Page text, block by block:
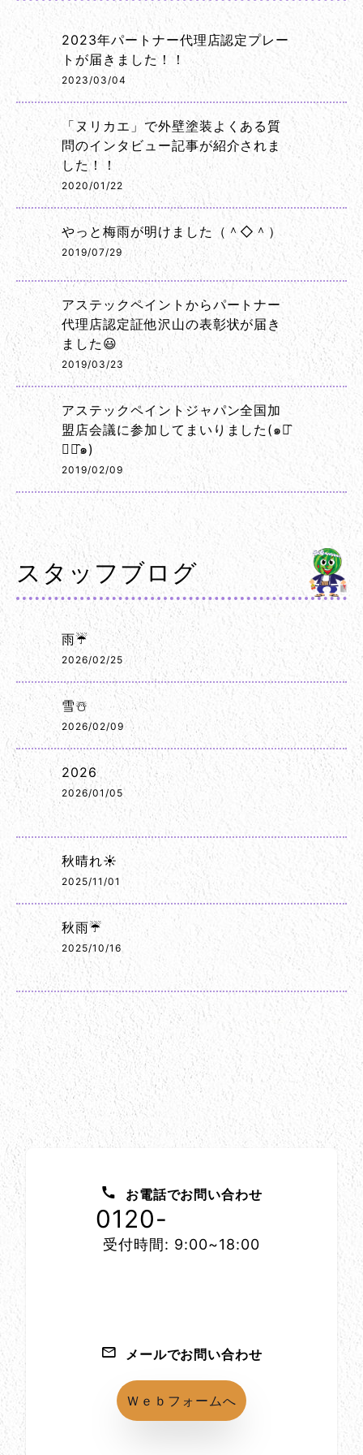
2023年パートナー代理店認定プレー
トが届きました！！
2023/03/04
「ヌリカエ」で外壁塗装よくある質
問のインタビュー記事が紹介されま
した！！
2020/01/22
やっと梅雨が明けました（＾◇＾）
2019/07/29
アステックペイントからパートナー
代理店認定証他沢山の表彰状が届き
ました😃
2019/03/23
アステックペイントジャパン全国加
盟店会議に参加してまいりました(๑･̑
◡･̑๑)
2019/02/09
スタッフブログ
雨☔
2026/02/25
雪☃️
2026/02/09
2026
2026/01/05
秋晴れ☀️
2025/11/01
秋雨☔
2025/10/16
お電話でお問い合わせ
0120-
受付時間: 9:00~18:00
メールでお問い合わせ
Ｗｅｂフォームへ